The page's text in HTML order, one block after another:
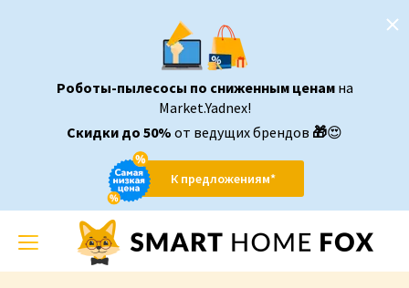
Роботы-пылесосы по сниженным ценам на
Market.Yadnex!
Скидки до 50% от ведущих брендов 🎁😍
К предложениям*
Toggle
navigation